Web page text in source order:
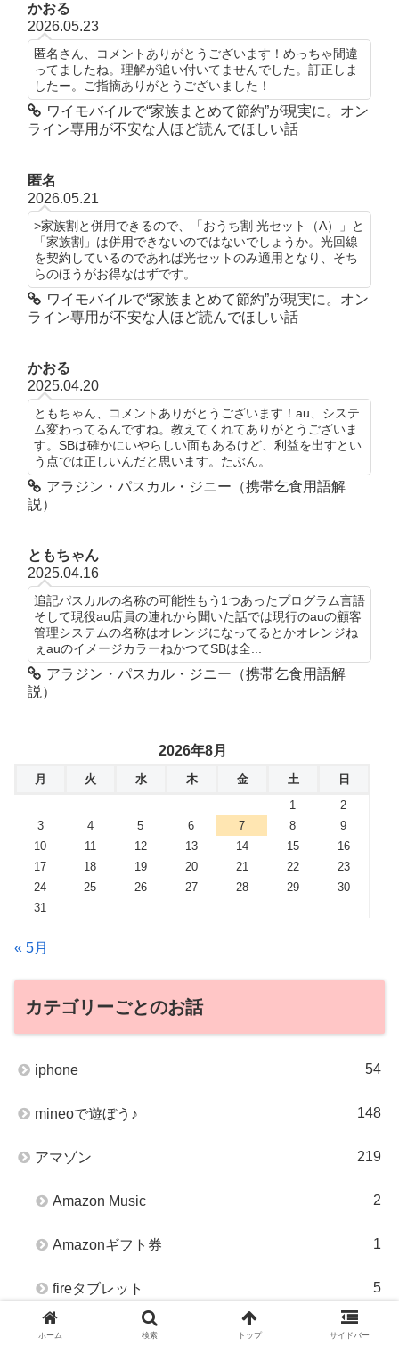
かおる
2026.05.23
匿名さん、コメントありがとうございます！めっちゃ間違
ってましたね。理解が追い付いてませんでした。訂正しま
したー。ご指摘ありがとうございました！
ワイモバイルで“家族まとめて節約”が現実に。オン
ライン専用が不安な人ほど読んでほしい話
匿名
2026.05.21
>家族割と併用できるので、「おうち割 光セット（A）」と
「家族割」は併用できないのではないでしょうか。光回線
を契約しているのであれば光セットのみ適用となり、そち
らのほうがお得なはずです。
ワイモバイルで“家族まとめて節約”が現実に。オン
ライン専用が不安な人ほど読んでほしい話
かおる
2025.04.20
ともちゃん、コメントありがとうございます！au、システ
ム変わってるんですね。教えてくれてありがとうございま
す。SBは確かにいやらしい面もあるけど、利益を出すとい
う点では正しいんだと思います。たぶん。
アラジン・パスカル・ジニー（携帯乞食用語解
説）
ともちゃん
2025.04.16
追記パスカルの名称の可能性もう1つあったプログラム言語
そして現役au店員の連れから聞いた話では現行のauの顧客
管理システムの名称はオレンジになってるとかオレンジね
ぇauのイメージカラーねかつてSBは全...
アラジン・パスカル・ジニー（携帯乞食用語解
説）
2026年8月
月 火 水 木 金 土
日
1
2
3
4 5 6 7 8
9
10
11 12 13 14 15
16
17
18 19 20 21 22
23
24
25 26 27 28 29
30
31
« 5月
カテゴリーごとのお話
iphone 54
mineoで遊ぼう♪ 148
アマゾン 219
Amazon Music 2
Amazonギフト券 1
fireタブレット 5
Kindle
ホーム 検索 トップ サイドバー